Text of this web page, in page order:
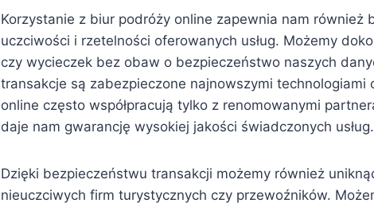
Korzystanie z biur podróży online zapewnia nam
uczciwości i rzetelności oferowanych usług. Możemy
czy wycieczek bez obaw o bezpieczeństwo naszych
transakcje są zabezpieczone najnowszymi
online często współpracują tylko z renomowanymi
daje nam gwarancję wysokiej jakości świadczonych usług.
Dzięki bezpieczeństwu transakcji możemy również
nieuczciwych firm turystycznych czy przewoźników.